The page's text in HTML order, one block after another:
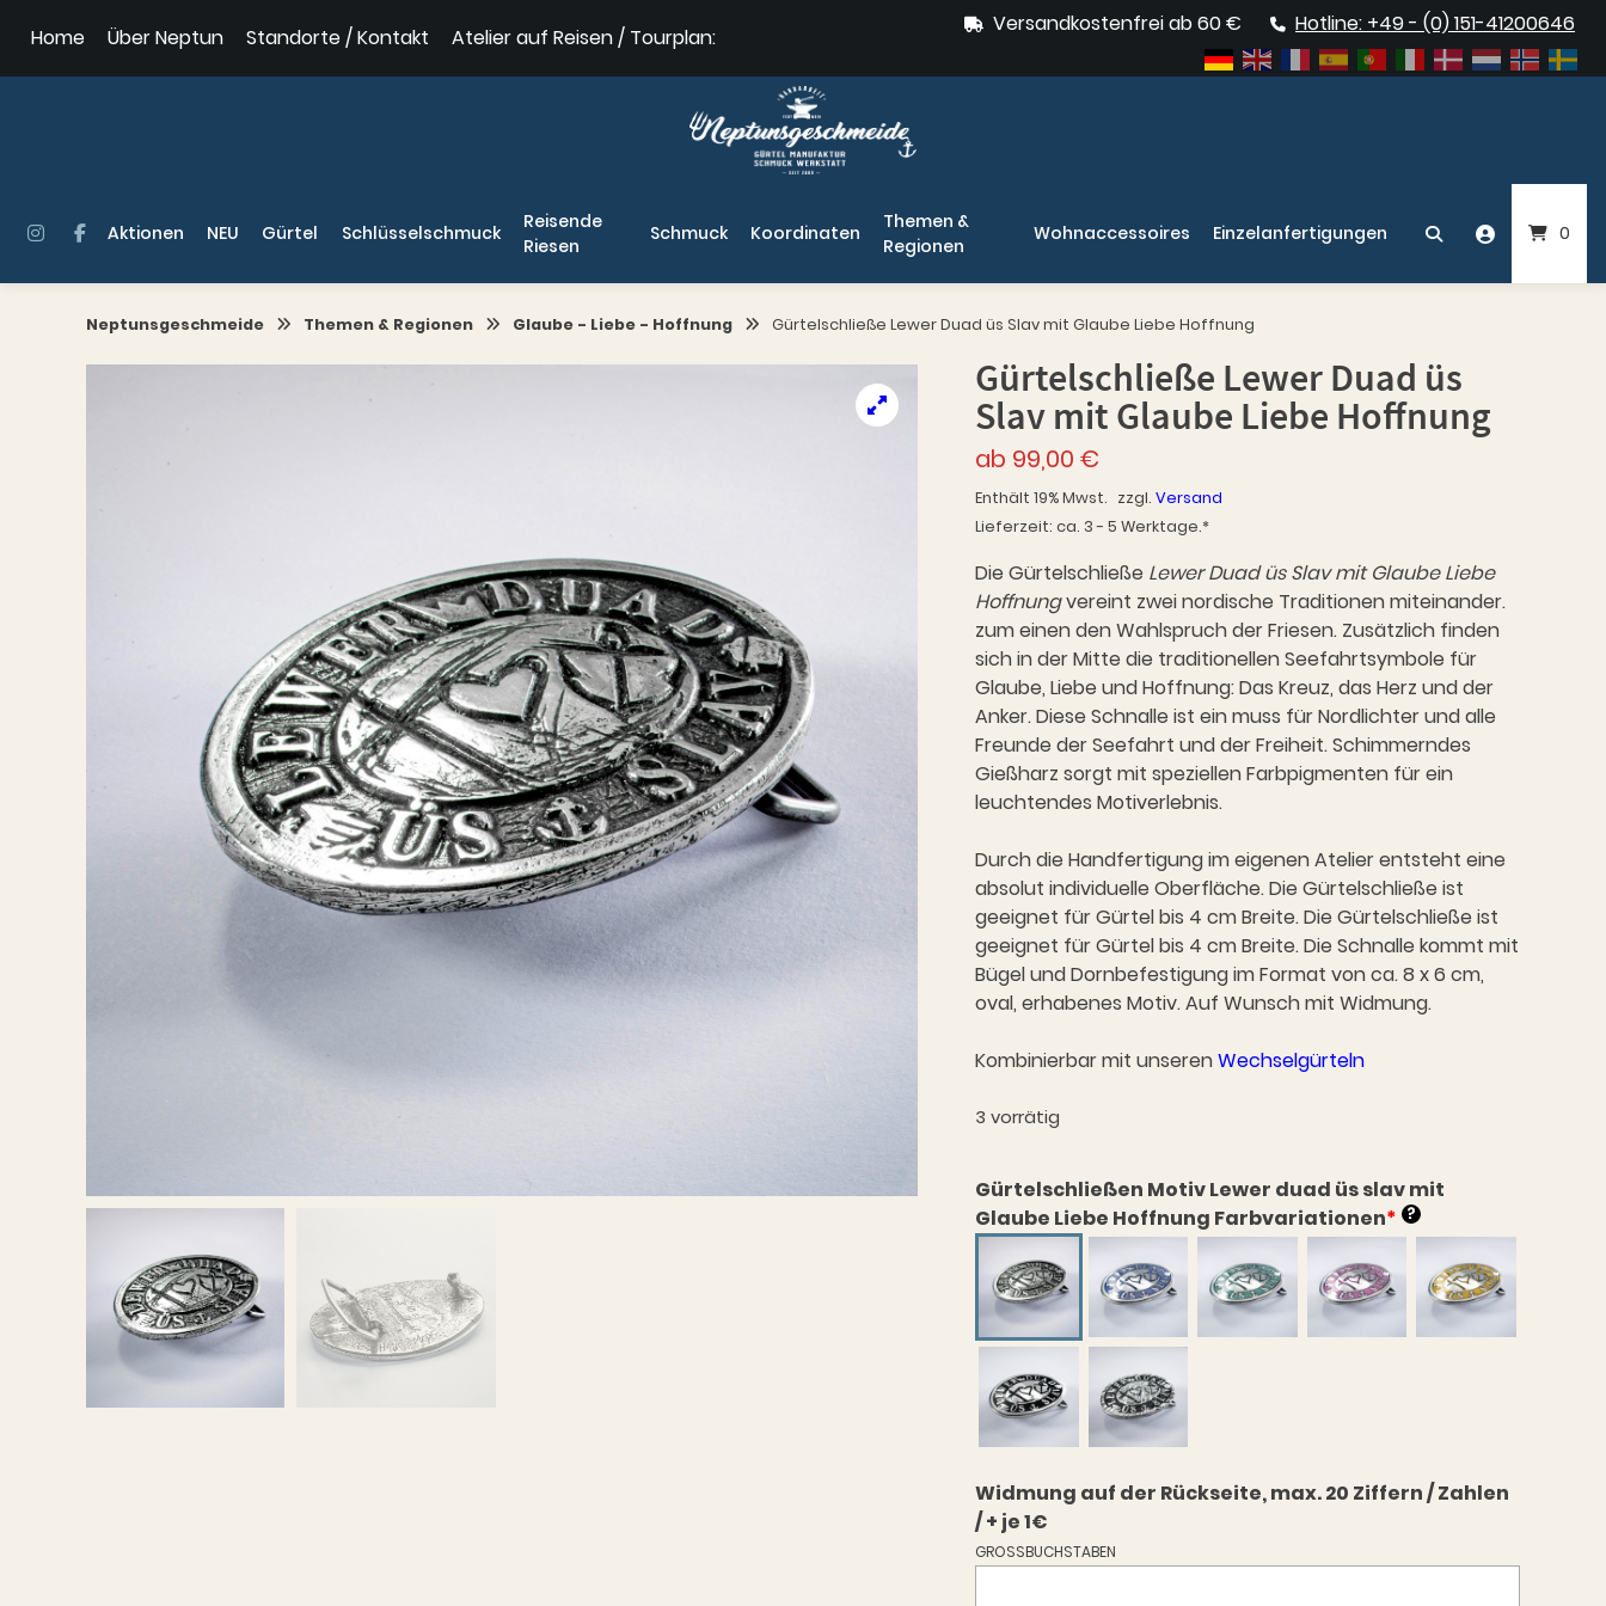
zum
Inhalt
Home Über Neptun Standorte / Kontakt Atelier auf Reisen / Tourplan:
Versandkostenfrei ab 60 € Hotline: +49 - (0) 151-41200646
Aktionen NEU Gürtel Schlüsselschmuck
Reisende
Riesen
Schmuck Koordinaten
Themen &
Regionen
Wohnaccessoires Einzelanfertigungen 0
Neptunsgeschmeide Themen & Regionen Glaube - Liebe - Hoffnung Gürtelschließe Lewer Duad üs Slav mit Glaube Liebe Hoffnung
Gürtelschließe Lewer Duad üs
Slav mit Glaube Liebe Hoffnung
ab 99,00 €
Enthält 19% Mwst. zzgl. Versand
Lieferzeit: ca. 3 - 5 Werktage.*
Die Gürtelschließe Lewer Duad üs Slav mit Glaube Liebe
Hoffnungvereint zwei nordische Traditionen miteinander.
zum einen den Wahlspruch der Friesen. Zusätzlich finden
sich in der Mitte die traditionellen Seefahrtsymbole für
Glaube, Liebe und Hoffnung: Das Kreuz, das Herz und der
Anker. Diese Schnalle ist ein muss für Nordlichter und alle
Freunde der Seefahrt und der Freiheit. Schimmerndes
Gießharz sorgt mit speziellen Farbpigmenten für ein
leuchtendes Motiverlebnis.
Durch die Handfertigung im eigenen Atelier entsteht eine
absolut individuelle Oberfläche. Die Gürtelschließe ist
geeignet für Gürtel bis 4 cm Breite. Die Gürtelschließe ist
geeignet für Gürtel bis 4 cm Breite. Die Schnalle kommt mit
Bügel und Dornbefestigung im Format von ca. 8 x 6 cm,
oval, erhabenes Motiv. Auf Wunsch mit Widmung.
Kombinierbar mit unserenWechselgürteln
3 vorrätig
Gürtelschließen Motiv Lewer duad üs slav mit
Glaube Liebe Hoffnung Farbvariationen* ?
Widmung auf der Rückseite, max. 20 Ziffern / Zahlen
/ + je 1€
GROSSBUCHSTABEN